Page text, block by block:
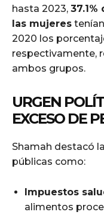
hasta 2023,
las mujeres
2020 los
respectivamente,
ambos grupos.
URGEN
EXCESO DE
Shamah destacó
públicas como:
Impuestos
alimentos